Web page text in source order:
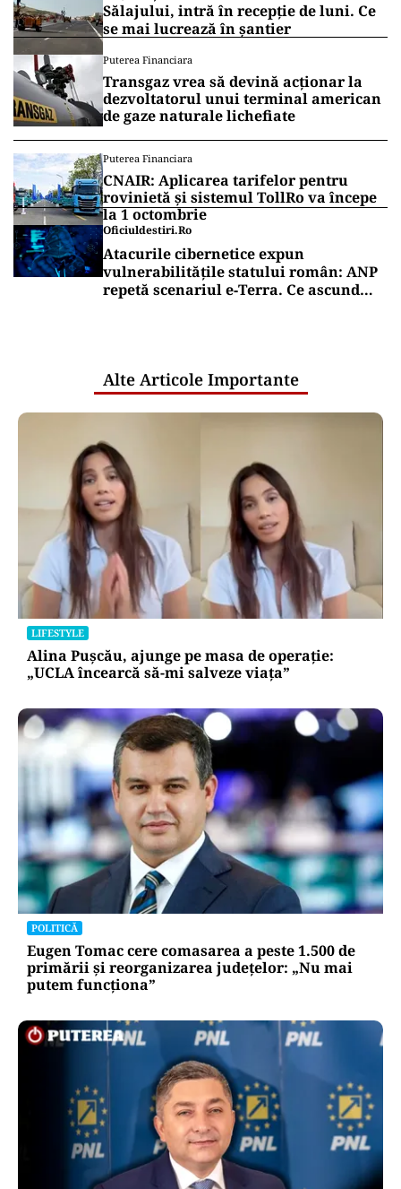
Sălajului, intră în recepție de luni. Ce
se mai lucrează în șantier
Puterea Financiara
Transgaz vrea să devină acționar la
dezvoltatorul unui terminal american
de gaze naturale lichefiate
Puterea Financiara
CNAIR: Aplicarea tarifelor pentru
rovinietă și sistemul TollRo va începe
la 1 octombrie
Oficiuldestiri.ro
Atacurile cibernetice expun
vulnerabilitățile statului român: ANP
repetă scenariul e‑Terra. Ce ascund
Alte Articole Importante
LIFESTYLE
Alina Pușcău, ajunge pe masa de operație:
„UCLA încearcă să-mi salveze viața”
POLITICĂ
Eugen Tomac cere comasarea a peste 1.500 de
primării și reorganizarea județelor: „Nu mai
putem funcționa”